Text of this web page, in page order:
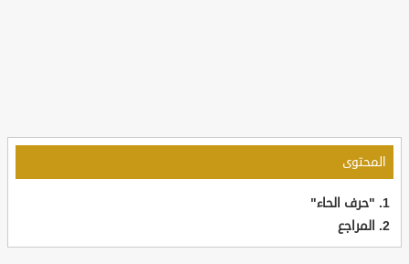
المحتوى
"حرف الحاء"
المراجع